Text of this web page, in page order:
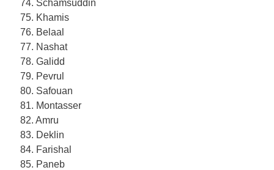
74. Schamsuddin
75. Khamis
76. Belaal
77. Nashat
78. Galidd
79. Pevrul
80. Safouan
81. Montasser
82. Amru
83. Deklin
84. Farishal
85. Paneb